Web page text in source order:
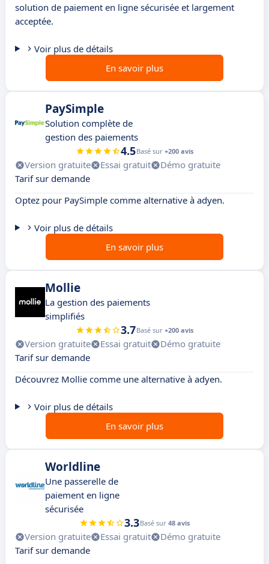
solution de paiement en ligne sécurisée et largement
acceptée.
Voir plus de détails
En savoir plus
PaySimple
Solution complète de
gestion des paiements
4.5Basé sur +200 avis
Version gratuite Essai gratuit
Démo gratuite
Tarif sur demande
Optez pour PaySimple comme alternative à adyen.
Voir plus de détails
En savoir plus
Mollie
La gestion des paiements
simplifiés
3.7Basé sur +200 avis
Version gratuite Essai gratuit
Démo gratuite
Tarif sur demande
Découvrez Mollie comme une alternative à adyen.
Voir plus de détails
En savoir plus
Worldline
Une passerelle de
paiement en ligne
sécurisée
3.3Basé sur 48 avis
Version gratuite Essai gratuit
Démo gratuite
Tarif sur demande